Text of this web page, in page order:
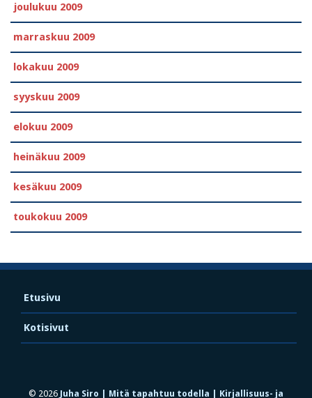
joulukuu 2009
marraskuu 2009
lokakuu 2009
syyskuu 2009
elokuu 2009
heinäkuu 2009
kesäkuu 2009
toukokuu 2009
Etusivu
Kotisivut
© 2026 Juha Siro | Mitä tapahtuu todella | Kirjallisuus- ja